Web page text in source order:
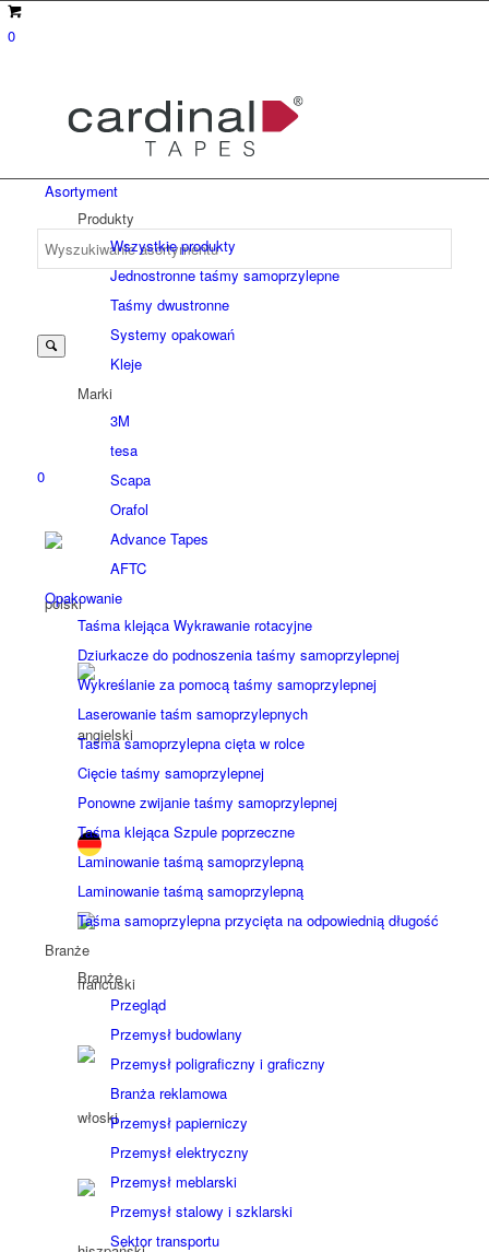
0
0
Asortyment
Produkty
Wszystkie produkty
Jednostronne taśmy samoprzylepne
Taśmy dwustronne
Systemy opakowań
Kleje
Marki
3M
tesa
Scapa
Orafol
Advance Tapes
AFTC
Opakowanie
Taśma klejąca Wykrawanie rotacyjne
Dziurkacze do podnoszenia taśmy samoprzylepnej
Wykreślanie za pomocą taśmy samoprzylepnej
Laserowanie taśm samoprzylepnych
Taśma samoprzylepna cięta w rolce
Cięcie taśmy samoprzylepnej
Ponowne zwijanie taśmy samoprzylepnej
Taśma klejąca Szpule poprzeczne
Laminowanie taśmą samoprzylepną
Laminowanie taśmą samoprzylepną
Taśma samoprzylepna przycięta na odpowiednią długość
Branże
Branże
Przegląd
Przemysł budowlany
Przemysł poligraficzny i graficzny
Branża reklamowa
Przemysł papierniczy
Przemysł elektryczny
Przemysł meblarski
Przemysł stalowy i szklarski
Sektor transportu